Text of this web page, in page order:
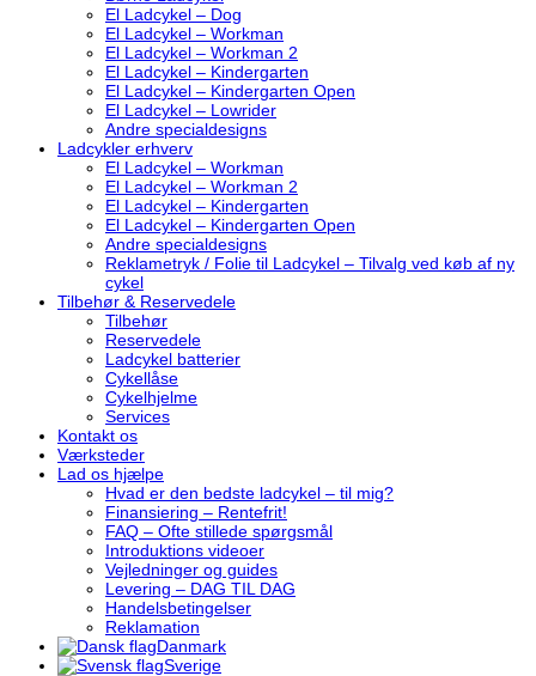
El Ladcykel – Dog
El Ladcykel – Workman
El Ladcykel – Workman 2
El Ladcykel – Kindergarten
El Ladcykel – Kindergarten Open
El Ladcykel – Lowrider
Andre specialdesigns
Ladcykler erhverv
El Ladcykel – Workman
El Ladcykel – Workman 2
El Ladcykel – Kindergarten
El Ladcykel – Kindergarten Open
Andre specialdesigns
Reklametryk / Folie til Ladcykel – Tilvalg ved køb af ny
cykel
Tilbehør & Reservedele
Tilbehør
Reservedele
Ladcykel batterier
Cykellåse
Cykelhjelme
Services
Kontakt os
Værksteder
Lad os hjælpe
Hvad er den bedste ladcykel – til mig?
Finansiering – Rentefrit!
FAQ – Ofte stillede spørgsmål
Introduktions videoer
Vejledninger og guides
Levering – DAG TIL DAG
Handelsbetingelser
Reklamation
Danmark
Sverige